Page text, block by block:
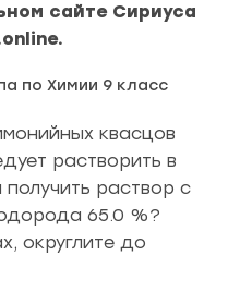
сайте Сириуса
по Химии 9 класс
квасцов
растворить в
получить раствор с
65.0 %?
округлите до